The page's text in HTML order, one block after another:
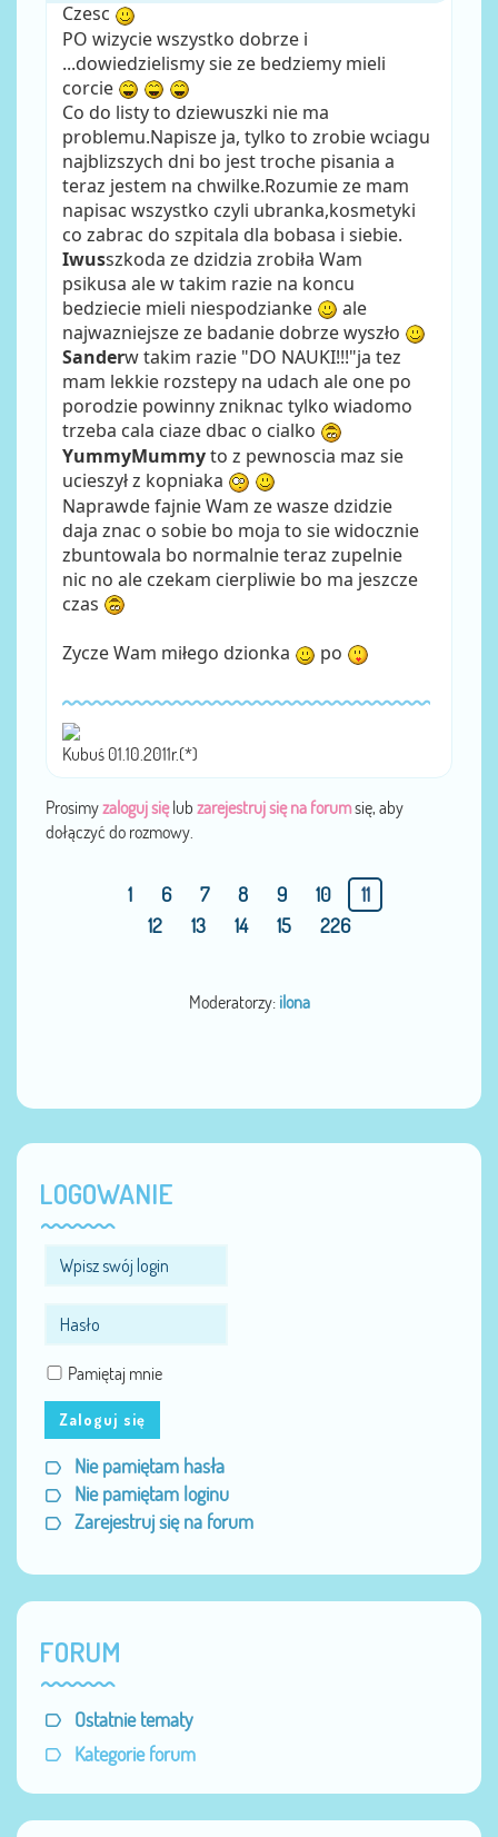
Czesc
PO wizycie wszystko dobrze i
...dowiedzielismy sie ze bedziemy mieli
corcie
Co do listy to dziewuszki nie ma
problemu.Napisze ja, tylko to zrobie wciagu
najblizszych dni bo jest troche pisania a
teraz jestem na chwilke.Rozumie ze mam
napisac wszystko czyli ubranka,kosmetyki
co zabrac do szpitala dla bobasa i siebie.
Iwusszkoda ze dzidzia zrobiła Wam
psikusa ale w takim razie na koncu
bedziecie mieli niespodzianke
ale
najwazniejsze ze badanie dobrze wyszło
Sanderw takim razie "DO NAUKI!!!"ja tez
mam lekkie rozstepy na udach ale one po
porodzie powinny zniknac tylko wiadomo
trzeba cala ciaze dbac o cialko
YummyMummyto z pewnoscia maz sie
ucieszył z kopniaka
Naprawde fajnie Wam ze wasze dzidzie
daja znac o sobie bo moja to sie widocznie
zbuntowala bo normalnie teraz zupelnie
nic no ale czekam cierpliwie bo ma jeszcze
czas
Zycze Wam miłego dzionka po
Kubuś 01.10.2011r.(*)
Prosimyzaloguj sięlub zarejestruj się na forumsię, aby
dołączyć do rozmowy.
1 6 7 8 9 10
11
12
13 14 15 226
Moderatorzy: ilona
LOGOWANIE
Pamiętaj mnie
Zaloguj się
Nie pamiętam hasła
Nie pamiętam loginu
Zarejestruj się na forum
FORUM
Ostatnie tematy
Kategorie forum